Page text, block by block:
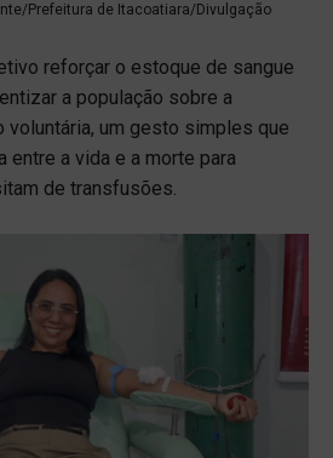
Prefeitura de Itacoatiara/Divulgação
reforçar o estoque de sangue
a população sobre a
voluntária, um gesto simples que
entre a vida e a morte para
de transfusões.